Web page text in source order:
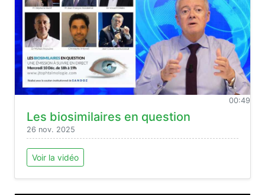
00:49
Les biosimilaires en question
26 nov. 2025
Voir la vidéo